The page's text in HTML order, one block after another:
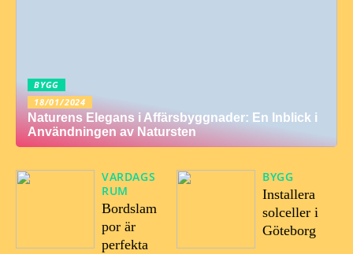
BYGG
18/01/2024
Naturens Elegans i Affärsbyggnader: En Inblick i
Användningen av Natursten
VARDAGS
RUM
Bordslam
por är
perfekta
BYGG
Installera
solceller i
Göteborg